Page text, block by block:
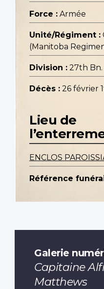
Force : Armée
Unité/Régiment :
(Manitoba
Division : 27th Bn.
Décès : 26 février
Lieu de
ENCLOS
Référence
Galerie
Capitaine
Matthews